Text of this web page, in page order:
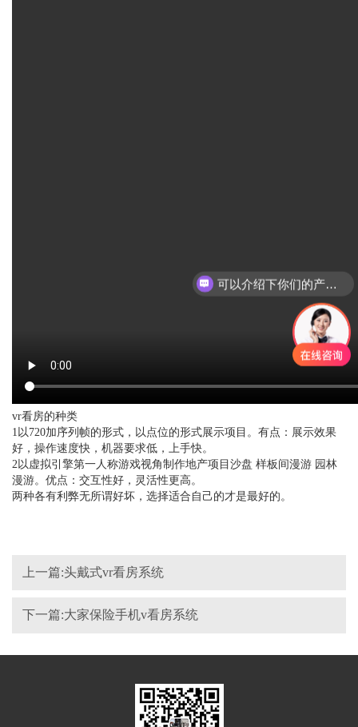
vr看房的种类
1以720加序列帧的形式，以点位的形式展示项目。有点：展示效果
好，操作速度快，机器要求低，上手快。
2以虚拟引擎第一人称游戏视角制作地产项目沙盘 样板间漫游 园林
漫游。优点：交互性好，灵活性更高。
两种各有利弊无所谓好坏，选择适合自己的才是最好的。
上一篇:头戴式vr看房系统
下一篇:大家保险手机v看房系统
可以介绍下你们的产品么？
你们是怎么收费的呢？